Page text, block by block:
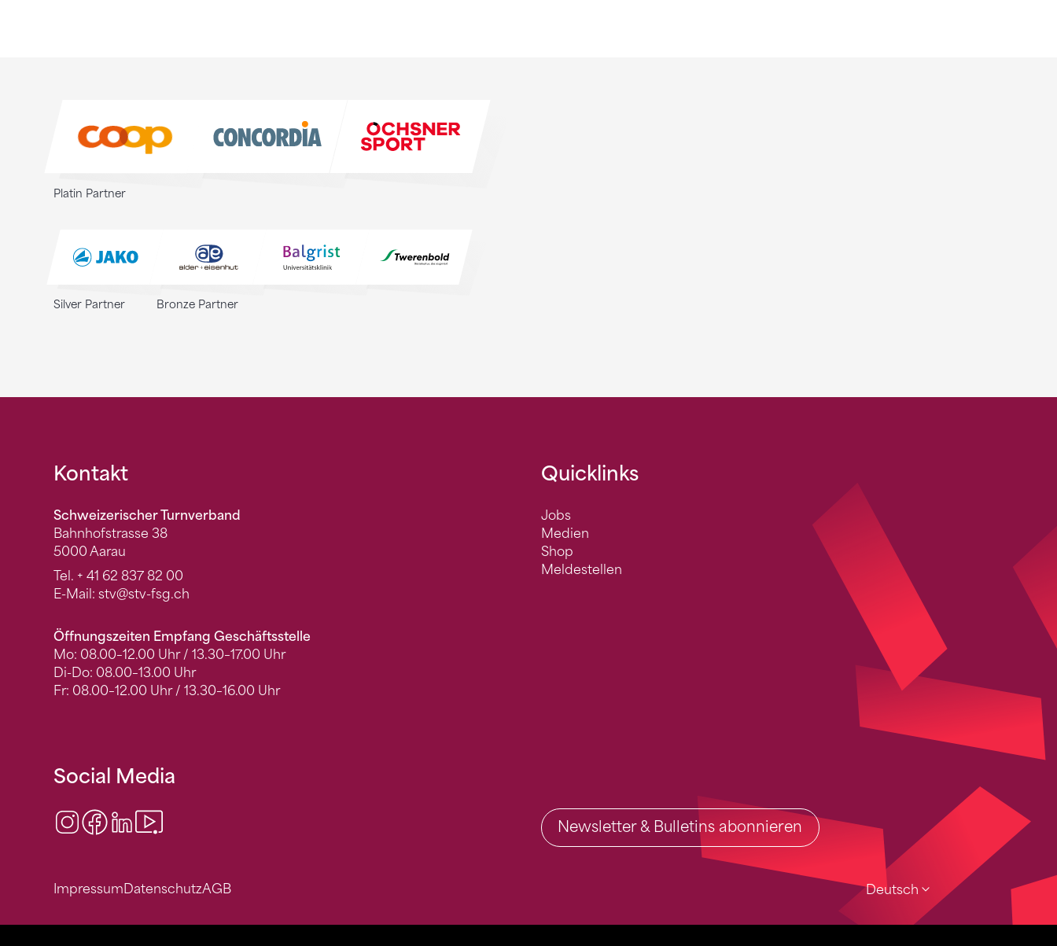
Platin Partner
Silver Partner Bronze Partner
Fusszeile
Kontakt
Schweizerischer Turnverband
Bahnhofstrasse 38
5000 Aarau
Tel. + 41 62 837 82 00
E-Mail: stv@stv-fsg.ch
Öffnungszeiten Empfang Geschäftsstelle
Mo: 08.00–12.00 Uhr / 13.30–17.00 Uhr
Di-Do: 08.00–13.00 Uhr
Fr: 08.00–12.00 Uhr / 13.30–16.00 Uhr
Quicklinks
Jobs
Medien
Shop
Meldestellen
Deutsch
Social Media
Instagram
Facebook
LinkedIn Newsletter & Bulletins abonnieren
ImpressumDatenschutzAGB